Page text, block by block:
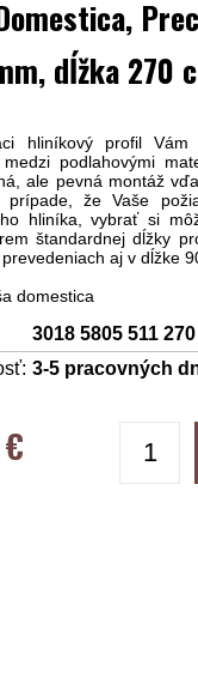
dĺžka 270
hliníkový profil
podlahovými
ale pevná montáž
prípade, že Vaše
hliníka, vybrať si
štandardnej dĺžky
aj v dĺžke
domestica
3018 5805 511 270
3-5 pracovných